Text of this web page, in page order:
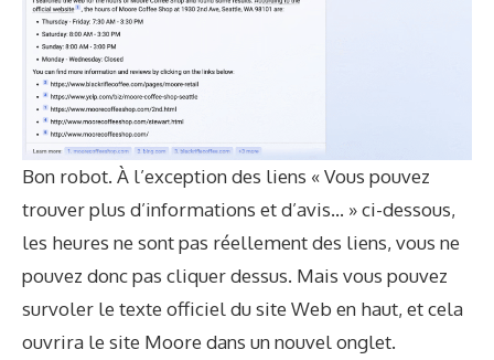
Bon robot. À l’exception des liens « Vous pouvez
trouver plus d’informations et d’avis… » ci-dessous,
les heures ne sont pas réellement des liens, vous ne
pouvez donc pas cliquer dessus. Mais vous pouvez
survoler le texte officiel du site Web en haut, et cela
ouvrira le site Moore dans un nouvel onglet.